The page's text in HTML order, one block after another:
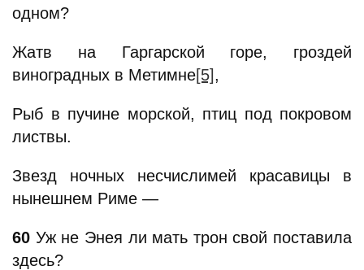
одном?
Жатв на Гаргарской горе, гроздей
виноградных в Метимне[5],
Рыб в пучине морской, птиц под покровом
листвы.
Звезд ночных несчислимей красавицы в
нынешнем Риме —
60 Уж не Энея ли мать трон свой поставила
здесь?